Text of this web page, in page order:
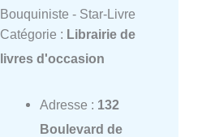
Bouquiniste - Star-Livre
Catégorie : Librairie de
livres d'occasion
Adresse : 132
Boulevard de